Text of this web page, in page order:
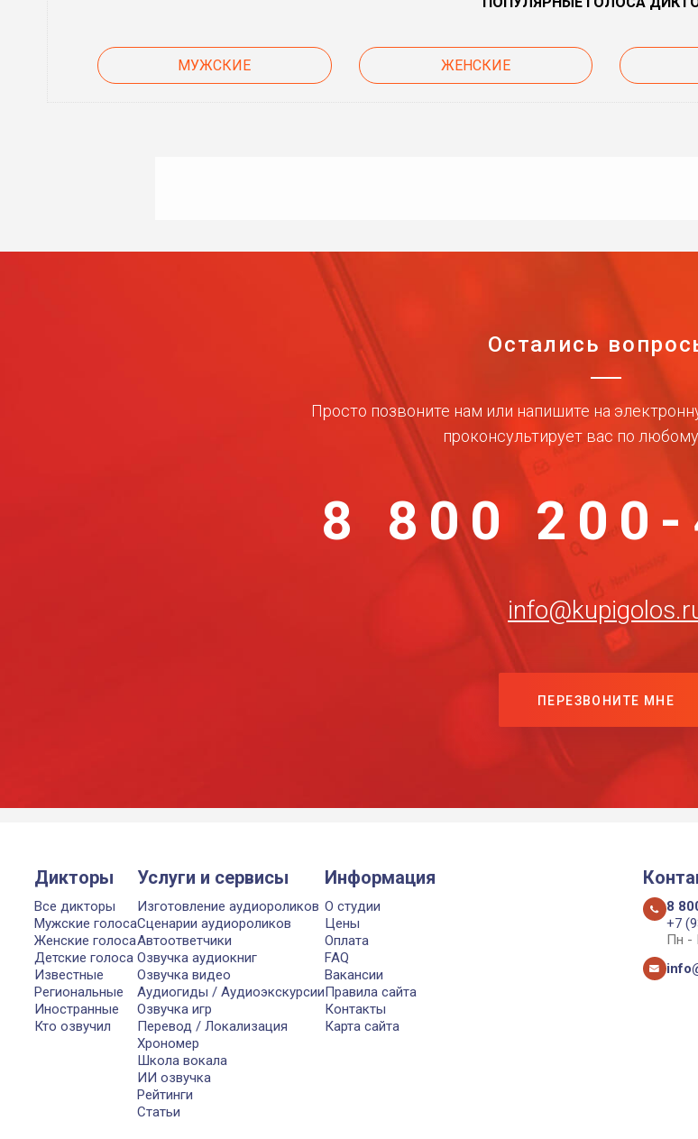
МУЖСКИЕ ЖЕНСКИЕ
Остались
Просто позвоните нам или напишите на
проконсультирует вас по
8 800 200-
ПЕРЕЗВОНИТЕ МНЕ
Дикторы
Все дикторы
Мужские голоса
Женские голоса
Детские голоса
Известные
Региональные
Иностранные
Кто озвучил
Услуги и сервисы
Изготовление аудиороликов
Сценарии аудиороликов
Автоответчики
Озвучка аудиокниг
Озвучка видео
Аудиогиды / Аудиоэкскурсии
Озвучка игр
Перевод / Локализация
Хрономер
Школа вокала
ИИ озвучка
Рейтинги
Статьи
Информация
О студии
Цены
Оплата
FAQ
Вакансии
Правила сайта
Контакты
Карта сайта
8
+7
Пн -